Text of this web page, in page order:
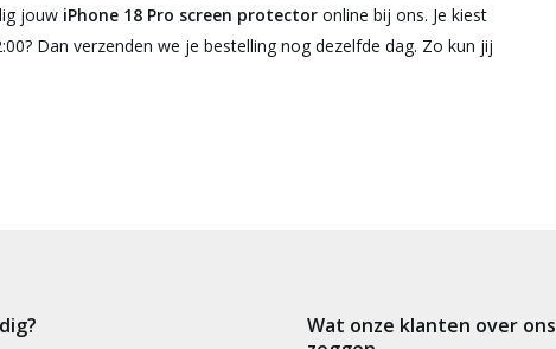
jouw iPhone 18 Pro screen protector online bij ons. Je kiest
Dan verzenden we je bestelling nog dezelfde dag. Zo kun jij
Wat onze klanten over ons